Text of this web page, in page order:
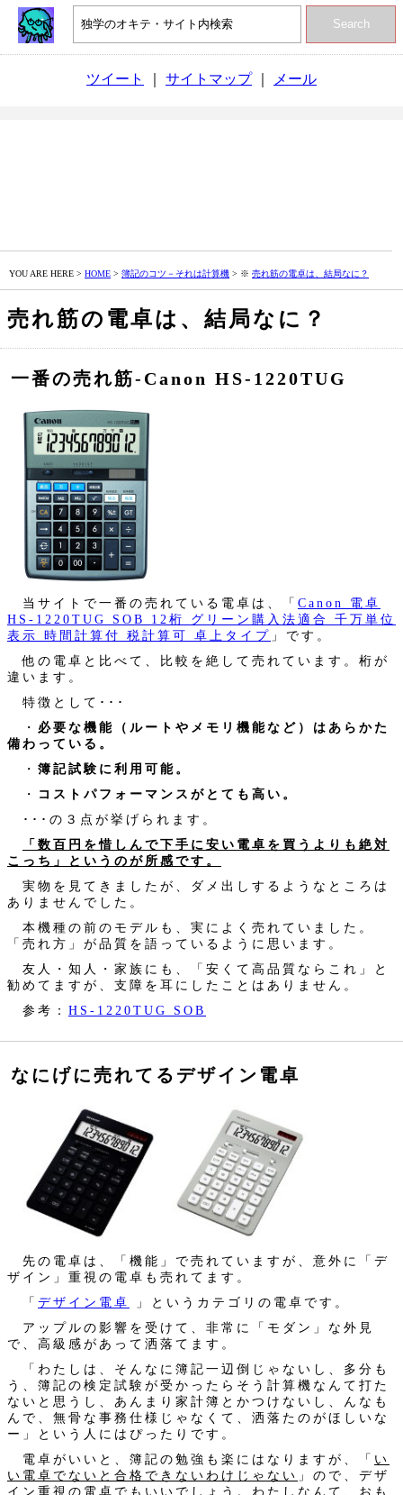
Search
ツイート サイトマップ｜ メール
YOU ARE HERE > HOME > 簿記のコツ－それは計算機 > ※ 売れ筋の電卓は、結局なに？
売れ筋の電卓は、結局なに？
一番の売れ筋‐Canon HS-1220TUG
当サイトで一番の売れている電卓は、「 Canon 電卓
HS-1220TUG SOB 12桁 グリーン購入法適合 千万単位
表示 時間計算付 税計算可 卓上タイプ 」です。
他の電卓と比べて、比較を絶して売れています。桁が
違います。
特徴として･･･
・ 必要な機能（ルートやメモリ機能など）はあらかた
備わっている。
・ 簿記試験に利用可能。
・
コストパフォーマンスがとても高い。
･･･の３点が挙げられます。
「数百円を惜しんで下手に安い電卓を買うよりも絶対
こっち」というのが所感です。
実物を見てきましたが、ダメ出しするようなところは
ありませんでした。
本機種の前のモデルも、実によく売れていました。
「売れ方」が品質を語っているように思います。
友人・知人・家族にも、「安くて高品質ならこれ」と
勧めてますが、支障を耳にしたことはありません。
参考： HS-1220TUG SOB
なにげに売れてるデザイン電卓
先の電卓は、「機能」で売れていますが、意外に「デ
ザイン」重視の電卓も売れてます。
「 デザイン電卓
」というカテゴリの電卓です。
アップルの影響を受けて、非常に「モダン」な外見
で、高級感があって洒落てます。
「わたしは、そんなに簿記一辺倒じゃないし、多分も
う、簿記の検定試験が受かったらそう計算機なんて打た
ないと思うし、あんまり家計簿とかつけないし、んなも
んで、無骨な事務仕様じゃなくて、洒落たのがほしいな
ー」という人にはぴったりです。
電卓がいいと、簿記の勉強も楽にはなりますが、「 い
い電卓でないと合格できないわけじゃない 」ので、デザ
イン重視の電卓でもいいでしょう。わたしなんて、おも